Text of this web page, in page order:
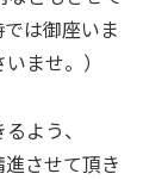
は御座いま
ませ。）
よう、
させて頂き